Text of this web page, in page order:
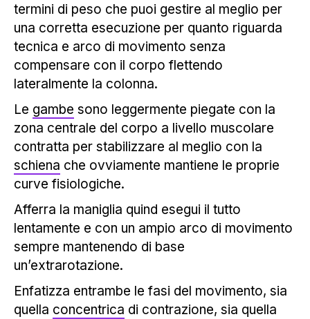
termini di peso che puoi gestire al meglio per
una corretta esecuzione per quanto riguarda
tecnica e arco di movimento senza
compensare con il corpo flettendo
lateralmente la colonna.
Le gambe sono leggermente piegate con la
zona centrale del corpo a livello muscolare
contratta per stabilizzare al meglio con la
schiena che ovviamente mantiene le proprie
curve fisiologiche.
Afferra la maniglia quind esegui il tutto
lentamente e con un ampio arco di movimento
sempre mantenendo di base
un’extrarotazione.
Enfatizza entrambe le fasi del movimento, sia
quella concentrica di contrazione, sia quella